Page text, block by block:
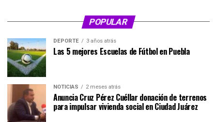
POPULAR
DEPORTE 3 años atrás
Las 5 mejores Escuelas de Fútbol en Puebla
NOTICIAS 2 meses atrás
Anuncia Cruz Pérez Cuéllar donación de terrenos
para impulsar vivienda social en Ciudad Juárez